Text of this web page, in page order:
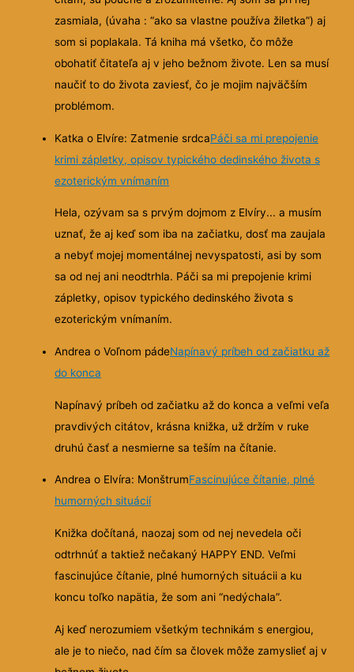
zasmiala, (úvaha : “ako sa vlastne používa žiletka”) aj
som si poplakala. Tá kniha má všetko, čo môže
obohatiť čitateľa aj v jeho bežnom živote. Len sa musí
naučiť to do života zaviesť, čo je mojim najväčším
problémom.
Katka o Elvíre: Zatmenie srdcaPáči sa mi prepojenie
krimi zápletky, opisov typického dedinského života s
ezoterickým vnímaním
Hela, ozývam sa s prvým dojmom z Elvíry... a musím
uznať, že aj keď som iba na začiatku, dosť ma zaujala
a nebyť mojej momentálnej nevyspatosti, asi by som
sa od nej ani neodtrhla. Páči sa mi prepojenie krimi
zápletky, opisov typického dedinského života s
ezoterickým vnímaním.
Andrea o Voľnom pádeNapínavý príbeh od začiatku až
do konca
Napínavý príbeh od začiatku až do konca a veľmi veľa
pravdivých citátov, krásna knižka, už držím v ruke
druhú časť a nesmierne sa teším na čítanie.
Andrea o Elvíra: MonštrumFascinujúce čítanie, plné
humorných situácií
Knižka dočítaná, naozaj som od nej nevedela oči
odtrhnúť a taktiež nečakaný HAPPY END. Veľmi
fascinujúce čítanie, plné humorných situácii a ku
koncu toľko napätia, že som ani “nedýchala”.
Aj keď nerozumiem všetkým technikám s energiou,
ale je to niečo, nad čím sa človek môže zamyslieť aj v